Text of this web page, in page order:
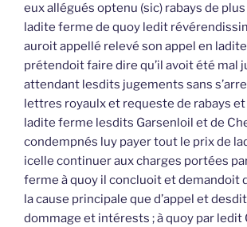
eux allégués optenu (sic) rabays de
ladite ferme de quoy ledit
auroit appellé relevé son appel en
prétendoit faire dire qu’il avoit été mal
attendant lesdits jugements sans
lettres royaulx et requeste de rabays
ladite ferme lesdits Garsenloil et de
condempnés luy payer tout le prix de
icelle continuer aux charges portées
ferme à quoy il concluoit et demandoit
la cause principale que d’appel et
dommage et intérests ; à quoy par ledit